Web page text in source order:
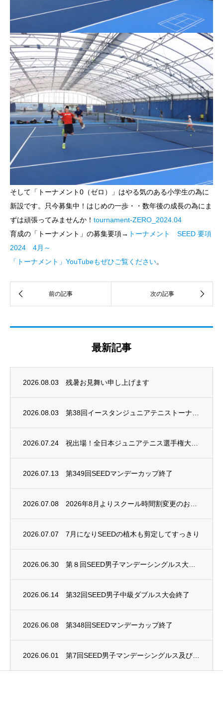
そして「トーナメント0（ゼロ）」はやる気のある小学生の為に
新設です。只今募集中！はじめの一歩・・数年後の成長の為にま
ずは頑張ってみませんか！ tournament-ZERO_2024.04
育成の「トーナメント」の募集要項→ トーナメント SEED 要項
2024 4月～
「トーナメント」YouTubeもぜひご覧ください。
最新記事
2026.08.03 残暑お見舞い申し上げます
2026.08.03
2026.07.24
2026.07.13 第349回SEEDマンデーカップ終了
2026.07.08
2026.07.07 7月になりSEEDの植木も剪定してすっきり
2026.06.30
2026.06.14 第32回SEED男子中級ダブルス大会終了
2026.06.08 第348回SEEDマンデーカップ終了
2026.06.01